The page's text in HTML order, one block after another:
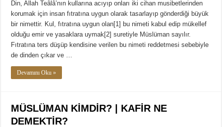
Din, Allah Teâlâ’nın kullarına acıyıp onları iki cihan musibetlerinden
korumak için insan fıtratına uygun olarak tasarlayıp gönderdiği büyük
bir nimettir. Kul, fıtratına uygun olan[1] bu nimeti kabul edip mükellef
olduğu emir ve yasaklara uymak[2] suretiyle Müslüman sayılır.
Fıtratına ters düşüp kendisine verilen bu nimeti reddetmesi sebebiyle
de dinden çıkar ve …
Devamını Oku »
MÜSLÜMAN KİMDİR? | KAFİR NE
DEMEKTİR?